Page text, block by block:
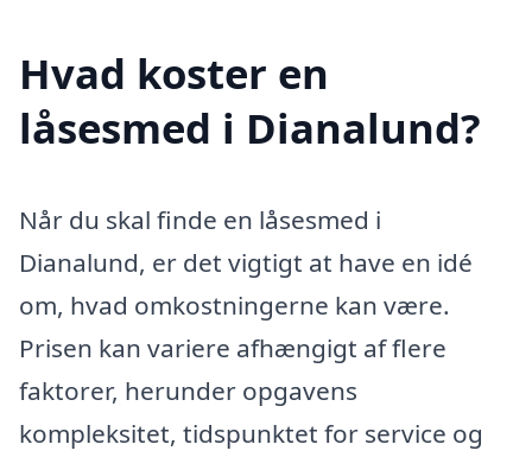
Hvad koster en
låsesmed i Dianalund?
Når du skal finde en låsesmed i
Dianalund, er det vigtigt at have en idé
om, hvad omkostningerne kan være.
Prisen kan variere afhængigt af flere
faktorer, herunder opgavens
kompleksitet, tidspunktet for service og